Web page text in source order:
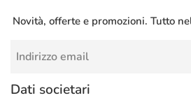
Novità, offerte e promozioni. Tutto
Dati societari